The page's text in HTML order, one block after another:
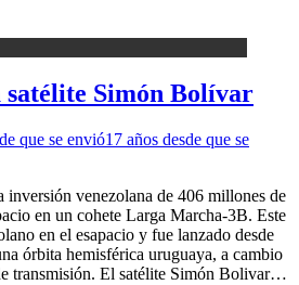
satélite Simón Bolívar
que se envió17 años desde que se
inversión venezolana de 406 millones de
en un cohete Larga Marcha-3B. Este
en el esapacio y fue lanzado desde
órbita hemisférica uruguaya, a cambio
transmisión. El satélite Simón Bolivar…